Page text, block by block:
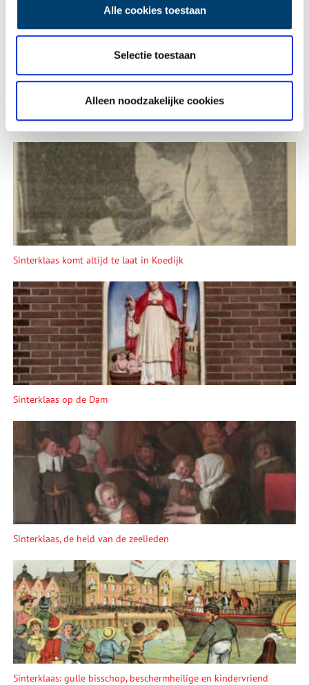
Alle cookies toestaan
Selectie toestaan
Alleen noodzakelijke cookies
Vink dit aan als u op de hoogte gehouden wil worden.
Lees meer verhalen
Sinterklaas komt altijd te laat in Koedijk
Sinterklaas op de Dam
Sinterklaas, de held van de zeelieden
Sinterklaas: gulle bisschop, beschermheilige en kindervriend